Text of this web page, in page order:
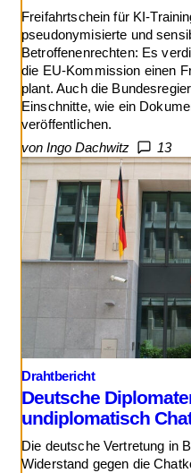
Freifahrtschein für KI-
pseudonymisierte und
Betroffenenrechten: Es
die EU-Kommission einen
plant. Auch die
Einschnitte, wie ein
veröffentlichen.
von Ingo Dachwitz
13
Drahtbericht
Deutsche
undiplomatisch
Die deutsche Vertretung in
Widerstand gegen die